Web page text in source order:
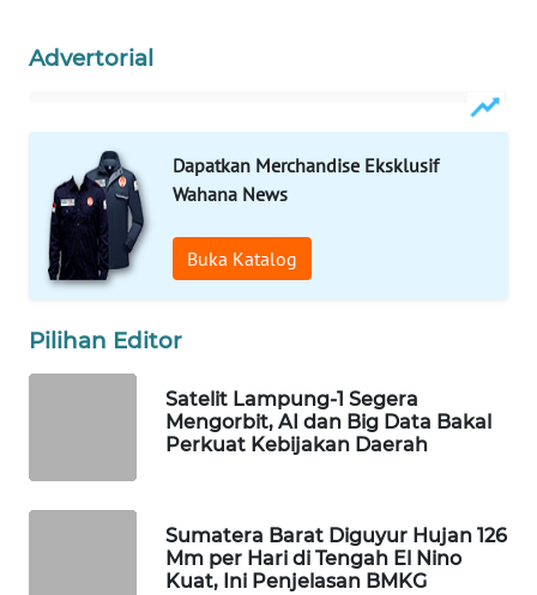
Advertorial
Dapatkan Merchandise Eksklusif
Wahana News
Buka Katalog
Pilihan Editor
Satelit Lampung-1 Segera
Mengorbit, AI dan Big Data Bakal
Perkuat Kebijakan Daerah
Sumatera Barat Diguyur Hujan 126
Mm per Hari di Tengah El Nino
Kuat, Ini Penjelasan BMKG
WAHANA
SPORT
WAHANA
UMKM
WAHANA
SELEB
PERSONA
WAHANA
HEALTH